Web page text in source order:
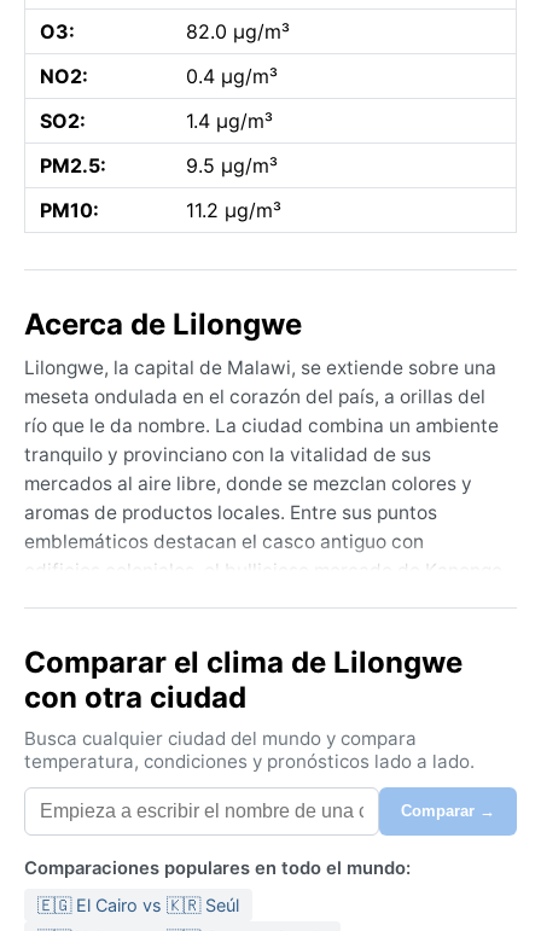
O3:
82.0 µg/m³
NO2:
0.4 µg/m³
SO2:
1.4 µg/m³
PM2.5:
9.5 µg/m³
PM10:
11.2 µg/m³
Acerca de Lilongwe
Lilongwe, la capital de Malawi, se extiende sobre una
meseta ondulada en el corazón del país, a orillas del
río que le da nombre. La ciudad combina un ambiente
tranquilo y provinciano con la vitalidad de sus
mercados al aire libre, donde se mezclan colores y
aromas de productos locales. Entre sus puntos
emblemáticos destacan el casco antiguo con
edificios coloniales, el bullicioso mercado de Kanengo
La geografía de altiplano, a más de mil metros de
altitud, suaviza las temperaturas y ofrece amplias
vistas hacia colinas verdes que se tiñen de dorado en
la estación seca.
El clima se clasifica como Cwa, subtropical húmedo
con invierno seco. De noviembre a marzo, el verano
trae lluvias intensas y temperaturas que rondan los
28 °C, con una humedad que puede resultar pegajosa.
El invierno, de mayo a agosto, es fresco y soleado,
Comparar el clima de Lilongwe
con otra ciudad
Busca cualquier ciudad del mundo y compara
temperatura, condiciones y pronósticos lado a lado.
Comparar →
Comparaciones populares en todo el mundo:
🇪🇬 El Cairo vs 🇰🇷 Seúl